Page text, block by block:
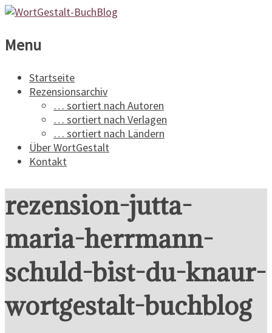
WortGestalt-
Buchblog
Spannungsliteratur
Menu
Startseite
Rezensionsarchiv
… sortiert nach Autoren
… sortiert nach Verlagen
… sortiert nach Ländern
Über WortGestalt
Kontakt
rezension-jutta-
maria-herrmann-
schuld-bist-du-knaur-
wortgestalt-buchblog